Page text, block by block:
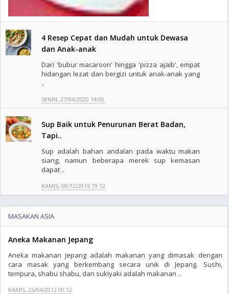
4 Resep Cepat dan Mudah untuk Dewasa
dan Anak-anak
Dari 'bubur macaroon' hingga 'pizza ajaib', empat
hidangan lezat dan bergizi untuk anak-anak yang
..
SENIN, 27/04/2020 14:00
Sup Baik untuk Penurunan Berat Badan,
Tapi..
Sup adalah bahan andalan pada waktu makan
siang, namun beberapa merek sup kemasan
dapat ..
KAMIS, 08/12/2016 19:12
MASAKAN ASIA
Aneka Makanan Jepang
Aneka makanan Jepang adalah makanan yang dimasak dengan
cara masak yang berkembang secara unik di Jepang. Sushi,
tempura, shabu shabu, dan sukiyaki adalah makanan ..
KAMIS, 26/04/2012 00:12